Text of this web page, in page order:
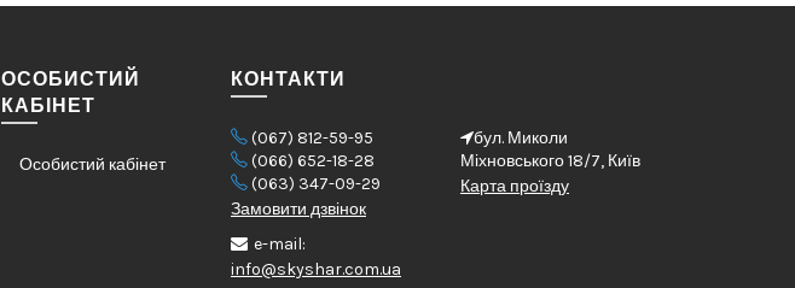
ОСОБИСТИЙ
КАБІНЕТ
Особистий кабінет
КОНТАКТИ
(067) 812-59-95
(066) 652-18-28
(063) 347-09-29
Замовити дзвінок
бул. Миколи
Міхновського 18/7, Київ
Карта проїзду
e-mail:
info@skyshar.com.ua